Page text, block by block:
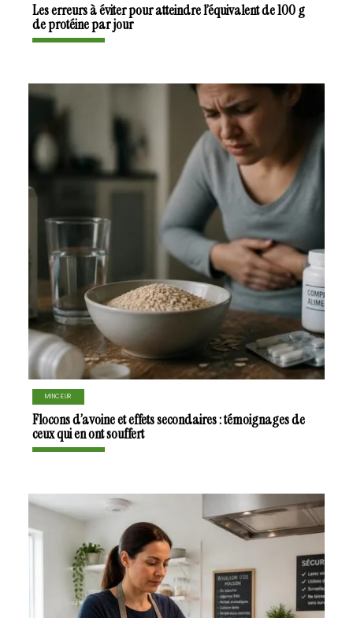
Les erreurs à éviter pour atteindre l’équivalent de 100 g
de protéine par jour
MINCEUR
Flocons d’avoine et effets secondaires : témoignages de
ceux qui en ont souffert